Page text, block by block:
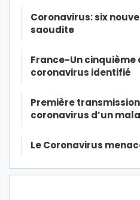
Coronavirus: six
saoudite
France-Un cinquième
coronavirus identifié
Première
coronavirus d’un
Le Coronavirus